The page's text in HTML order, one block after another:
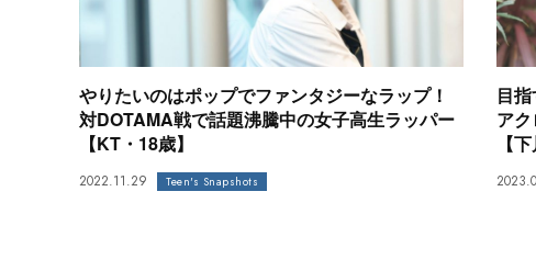
やりたいのはポップでファンタジーなラップ！
対DOTAMA戦で話題沸騰中の女子高生ラッパー
【KT・18歳】
2022.11.29 Teen's Snapshots
目
ア
【